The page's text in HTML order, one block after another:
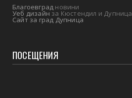
Благоевград новини
Уеб дизайнза Кюстендил и Дупница
Сайт за град Дупница
ПОСЕЩЕНИЯ